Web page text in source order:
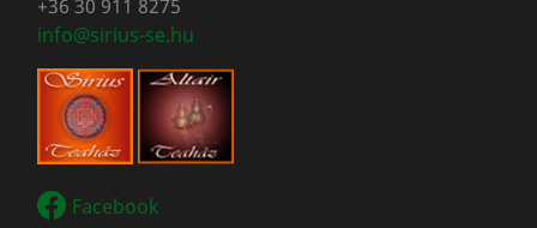
+36 30 911 8275
info@sirius-se.hu
Facebook